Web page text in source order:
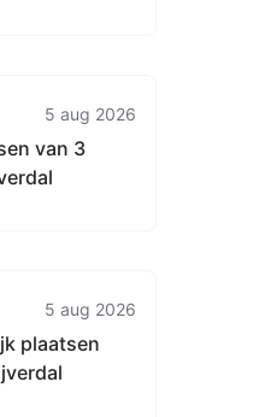
5 aug 2026
van 3
5 aug 2026
plaatsen